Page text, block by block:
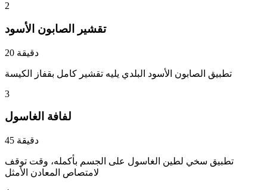
2
تقشير الصابون الأسود
20 دقيقة
تطبيق الصابون الأسود البلدي يليه تقشير كامل بقفاز الكيسة
3
لفافة الغاسول
45 دقيقة
تطبيق سخي لطين الغاسول على الجسم بأكمله، وقت توقف
لامتصاص المعادن الأمثل